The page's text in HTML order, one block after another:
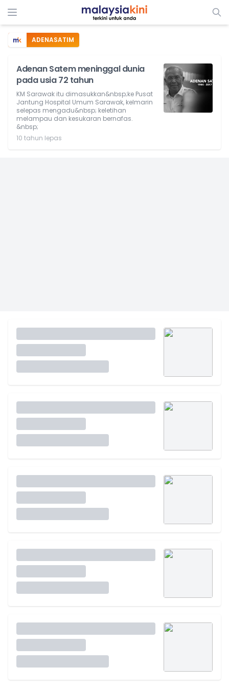
ADENASATIM
Adenan Satem meninggal dunia
pada usia 72 tahun
KM Sarawak itu dimasukkan&nbsp;ke Pusat
Jantung Hospital Umum Sarawak, kelmarin
selepas mengadu&nbsp; keletihan
melampau dan kesukaran bernafas.
&nbsp;
10 tahun lepas